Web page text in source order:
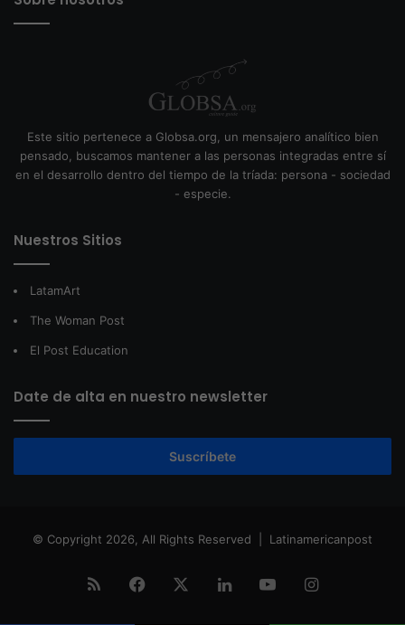
Este sitio pertenece a Globsa.org, un mensajero analítico bien
pensado, buscamos mantener a las personas integradas entre sí
en el desarrollo dentro del tiempo de la tríada: persona - sociedad
- especie.
Nuestros Sitios
LatamArt
The Woman Post
El Post Education
Date de alta en nuestro newsletter
Suscríbete
© Copyright 2026, All Rights Reserved | Latinamericanpost
RSS Facebook LinkedInYouTubeInstagram